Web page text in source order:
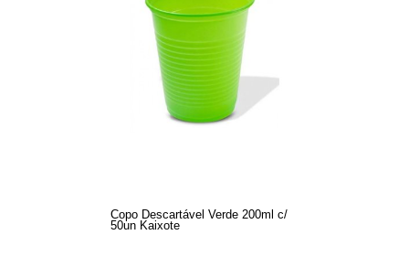
Copo Descartável Verde 200ml c/
50un Kaixote